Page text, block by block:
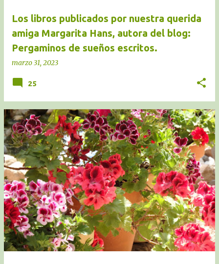
Los libros publicados por nuestra querida
amiga Margarita Hans, autora del blog:
Pergaminos de sueños escritos.
marzo 31, 2023
25